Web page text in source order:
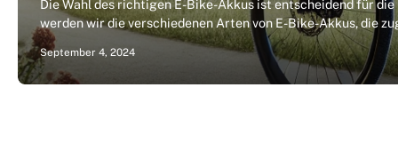
Die Wahl des richtigen E-Bike-Akkus ist entscheidend für
werden wir die verschiedenen Arten von E-Bike-Akkus, die
September 4, 2024